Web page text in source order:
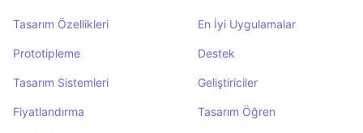
Tasarım Özellikleri
Prototipleme
Tasarım Sistemleri
Fiyatlandırma
En İyi Uygulamalar
Destek
Geliştiriciler
Tasarım Öğren